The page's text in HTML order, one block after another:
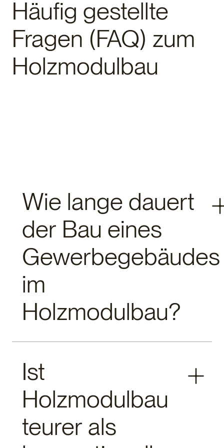
Häufig gestellte
Fragen (FAQ) zum
Holzmodulbau
Wie lange dauert
der Bau eines
Gewerbegebäudes
im
Holzmodulbau?
die Module im Werk gefertigt werden (wenige
Wochen bis Monate), kann bereits das Fundament
erstellt werden. Die Montage der Module vor Ort
dauert oft nur wenige Tage. Ein komplettes Projekt
vom Spatenstich bis zur Übergabe kann je nach
Größe und Komplexität in deutlich unter einem Jahr
Ist
Holzmodulbau
teurer als